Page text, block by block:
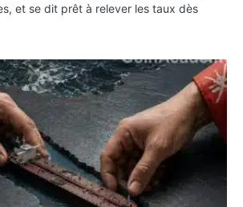
et se dit prêt à relever les taux dès
un accord avec Oman sur une